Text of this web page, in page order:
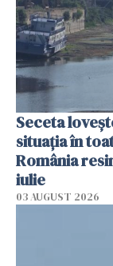
Seceta
situația în
România
iulie
03 AUGUST 2026